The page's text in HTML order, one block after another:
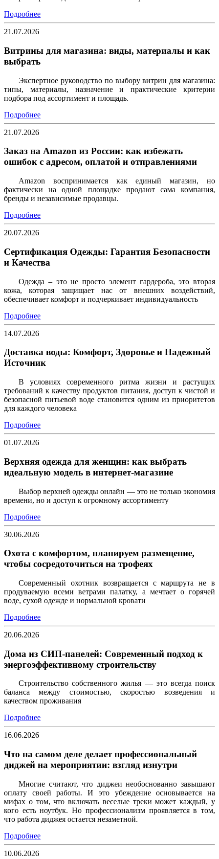
Подробнее
21.07.2026
Витрины для магазина: виды, материалы и как
выбрать
Экспертное руководство по выбору витрин для магазина:
типы, материалы, назначение и практические критерии
подбора под ассортимент и площадь.
Подробнее
21.07.2026
Заказ на Amazon из России: как избежать
ошибок с адресом, оплатой и отправлениями
Amazon воспринимается как единый магазин, но
фактически на одной площадке продают сама компания,
бренды и независимые продавцы.
Подробнее
20.07.2026
Сертификация Одежды: Гарантия Безопасности
и Качества
Одежда – это не просто элемент гардероба, это вторая
кожа, которая защищает нас от внешних воздействий,
обеспечивает комфорт и подчеркивает индивидуальность
Подробнее
14.07.2026
Доставка воды: Комфорт, Здоровье и Надежный
Источник
В условиях современного ритма жизни и растущих
требований к качеству продуктов питания, доступ к чистой и
безопасной питьевой воде становится одним из приоритетов
для каждого человека
Подробнее
01.07.2026
Верхняя одежда для женщин: как выбрать
идеальную модель в интернет-магазине
Выбор верхней одежды онлайн — это не только экономия
времени, но и доступ к огромному ассортименту
Подробнее
30.06.2026
Охота с комфортом, планируем размещение,
чтобы сосредоточиться на трофеях
Современный охотник возвращается с маршрута не в
продуваемую всеми ветрами палатку, а мечтает о горячей
воде, сухой одежде и нормальной кровати
Подробнее
20.06.2026
Дома из СИП-панелей: Современный подход к
энергоэффективному строительству
Строительство собственного жилья — это всегда поиск
баланса между стоимостью, скоростью возведения и
качеством проживания
Подробнее
16.06.2026
Что на самом деле делает профессиональный
диджей на мероприятии: взгляд изнутри
Многие считают, что диджеи необоснованно завышают
оплату своей работы. И это убеждение основывается на
мифах о том, что включать веселые треки может каждый, у
кого есть ноутбук. Но профессионализм проявляется в том,
что работа диджея остается незаметной.
Подробнее
10.06.2026